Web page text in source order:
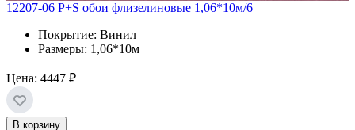
12207-06 P+S обои флизелиновые 1,06*10м/6
Покрытие: Винил
Размеры: 1,06*10м
Цена: 4447 ₽
В корзину